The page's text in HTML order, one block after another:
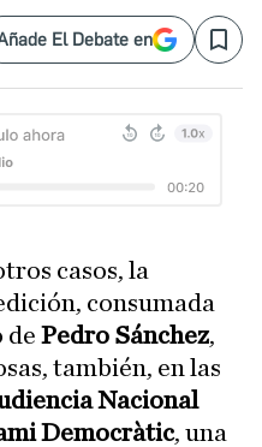
El Debate en Save
casos, la
consumada
dePedro Sánchez,
también, en las
Nacional
Democràtic, una